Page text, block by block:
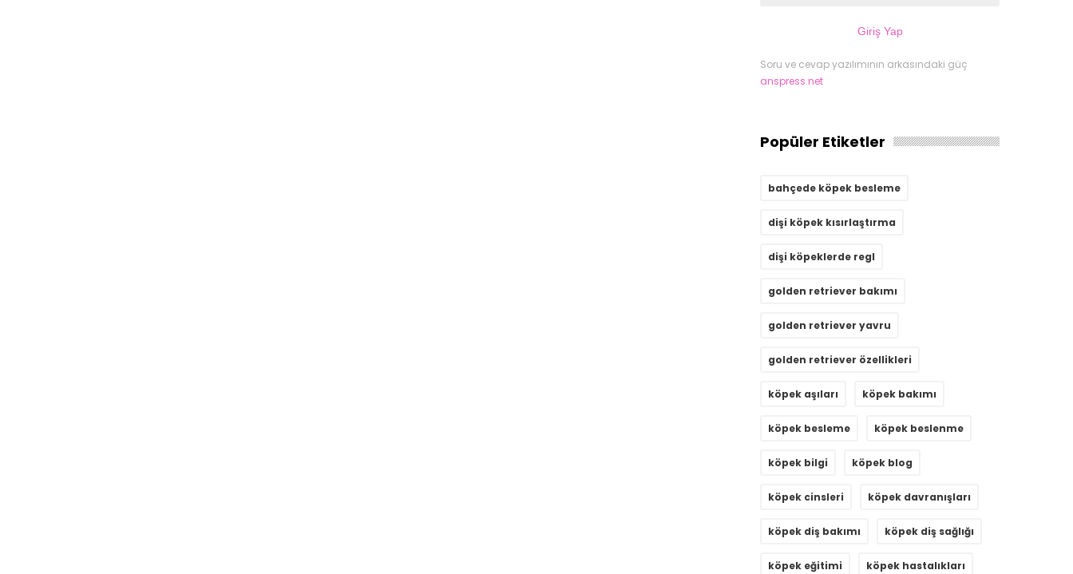
Giriş Yap
Soru ve cevap yazılımının arkasındaki güç
anspress.net
Popüler Etiketler
bahçede köpek besleme
dişi köpek kısırlaştırma
dişi köpeklerde regl
golden retriever bakımı
golden retriever yavru
golden retriever özellikleri
köpek aşıları köpek bakımı
köpek besleme köpek beslenme
köpek bilgi köpek blog
köpek cinsleri köpek davranışları
köpek diş bakımı köpek diş sağlığı
köpek eğitimi köpek hastalıkları